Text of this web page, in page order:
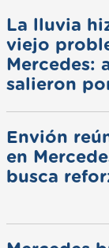
La lluvia
viejo
Mercedes:
salieron
Envión
en
busca